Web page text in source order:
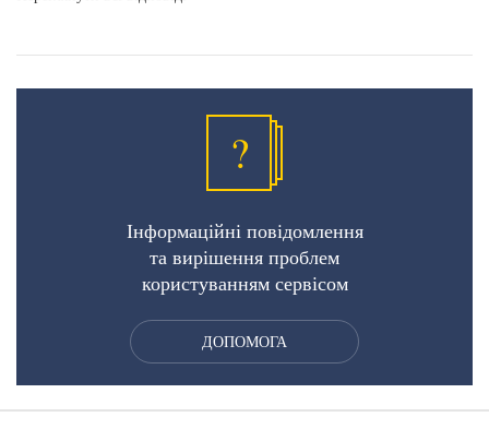
?
Інформаційні повідомлення
та вирішення проблем
користуванням сервісом
ДОПОМОГА